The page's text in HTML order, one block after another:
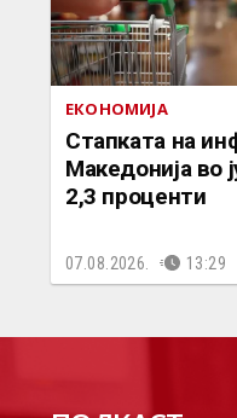
ЕКОНОМИЈА
Стапката на
Македонија во
2,3 проценти
07.08.2026. 13:29